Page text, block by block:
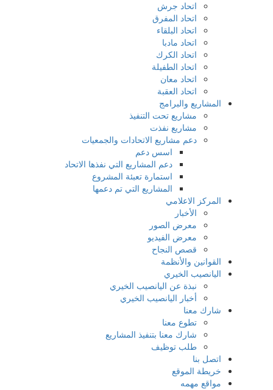
اتحاد جرش
اتحاد المفرق
اتحاد البلقاء
اتحاد مادبا
اتحاد الكرك
اتحاد الطفيلة
اتحاد معان
اتحاد العقبة
المشاريع والبرامج
مشاريع تحت التنفيذ
مشاريع نفذت
دعم مشاريع الاتحادات والجمعيات
اسس دعم
دعم المشاريع التي نفذها الاتحاد
استمارة تعبئة المشروع
المشاريع التي تم دعمها
المركز الاعلامي
الأخبار
معرض الصور
معرض الفيديو
قصص النجاح
القوانين والأنظمة
اليانصيب الخيري
نبذة عن اليانصيب الخيري
أخبار اليانصيب الخيري
شارك معنا
تطوع معنا
شارك معنا بتنفيذ المشاريع
طلب توظيف
اتصل بنا
خريطة الموقع
مواقع مهمه